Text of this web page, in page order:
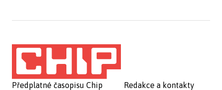
Předplatné časopisu Chip
Redakce a kontakty